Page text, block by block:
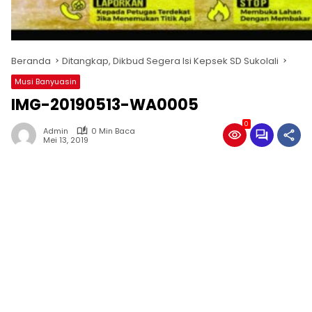
Beranda Ditangkap, Dikbud Segera Isi Kepsek SD Sukolali
Musi Banyuasin
IMG-20190513-WA0005
Admin
0 Min Baca
Mei 13, 2019
0